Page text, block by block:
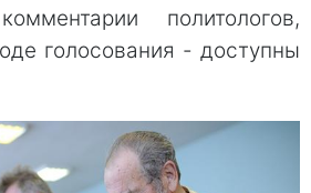
политологов,
голосования - доступны